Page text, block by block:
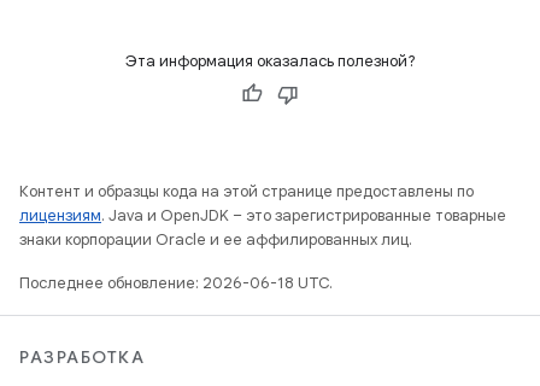
Эта информация оказалась полезной?
Контент и образцы кода на этой странице предоставлены по
лицензиям. Java и OpenJDK – это зарегистрированные товарные
знаки корпорации Oracle и ее аффилированных лиц.
Последнее обновление: 2026-06-18 UTC.
РАЗРАБОТКА